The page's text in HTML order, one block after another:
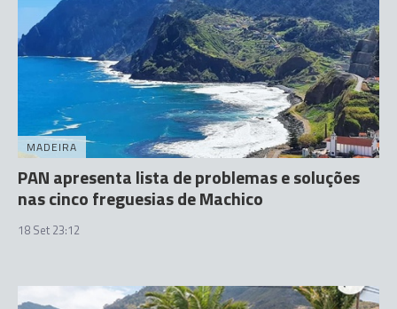
MADEIRA
PAN apresenta lista de problemas e soluções
nas cinco freguesias de Machico
18 Set 23:12